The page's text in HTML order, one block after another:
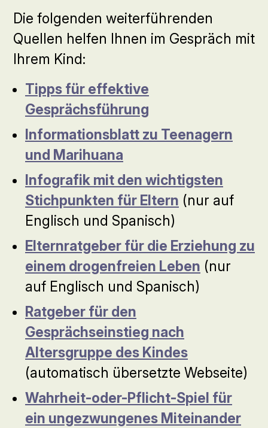
Die folgenden weiterführenden
Quellen helfen Ihnen im Gespräch mit
Ihrem Kind:
Tipps für effektive
Gesprächsführung
Informationsblatt zu Teenagern
und Marihuana
Infografik mit den wichtigsten
Stichpunkten für Eltern (nur auf
Englisch und Spanisch)
Elternratgeber für die Erziehung zu
einem drogenfreien Leben (nur
auf Englisch und Spanisch)
Ratgeber für den
Gesprächseinstieg nach
Altersgruppe des Kindes
(automatisch übersetzte Webseite)
Wahrheit-oder-Pflicht-Spiel für
ein ungezwungenes Miteinander